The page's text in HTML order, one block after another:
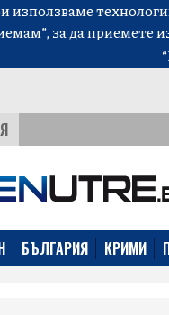
за да приемете
БЪЛГАРИЯ КРИМИ